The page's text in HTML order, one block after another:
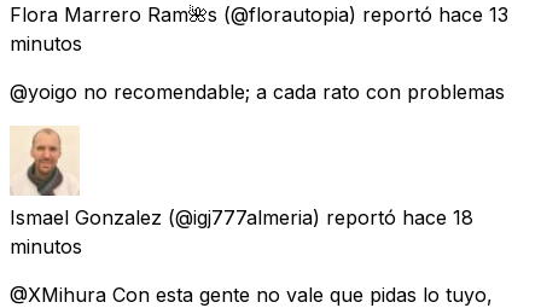
Flora Marrero Ram🌺s (@florautopia) reportó hace 13
minutos
@yoigo no recomendable; a cada rato con problemas
Ismael Gonzalez (@igj777almeria) reportó hace 18
minutos
@XMihura Con esta gente no vale que pidas lo tuyo,